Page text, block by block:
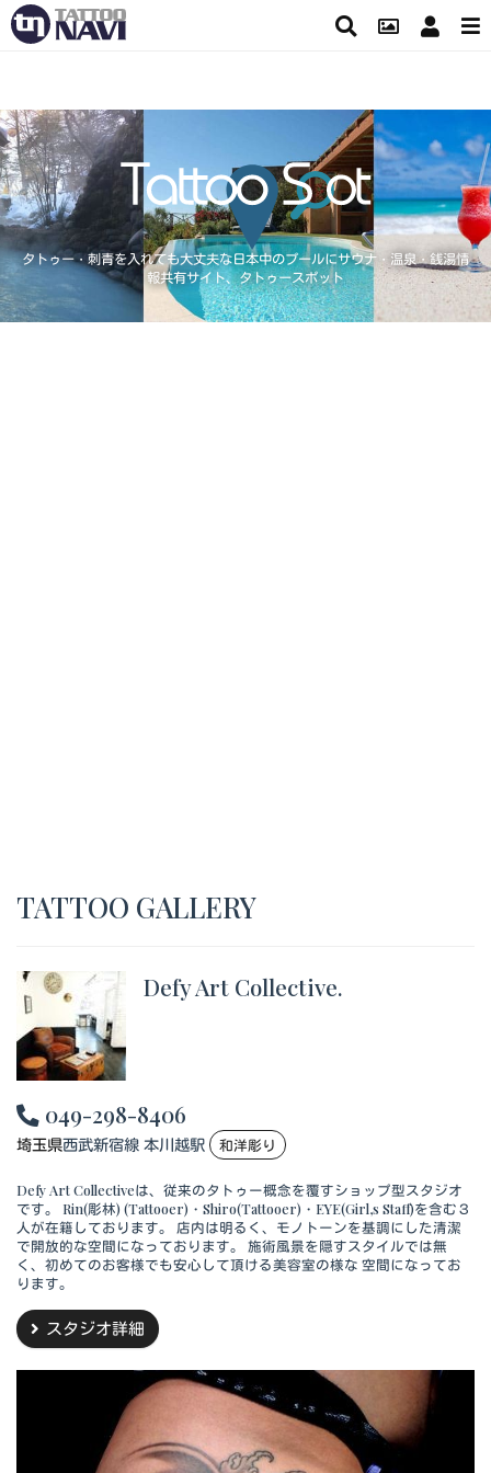
タトゥー・刺青を入れても大丈夫な日本中のプールにサウナ・温泉・銭湯情
報共有サイト、タトゥースポット
TATTOO GALLERY
Defy Art Collective.
049-298-8406
埼玉県西武新宿線 本川越駅 和洋彫り
Defy Art Collectiveは、従来のタトゥー概念を覆すショップ型スタジオ
です。 Rin(彫林) (Tattooer)・Shiro(Tattooer)・EYE(Girl,s Staff)を含む３
人が在籍しております。 店内は明るく、モノトーンを基調にした清潔
で開放的な空間になっております。 施術風景を隠すスタイルでは無
く、初めてのお客様でも安心して頂ける美容室の様な 空間になってお
ります。
スタジオ詳細